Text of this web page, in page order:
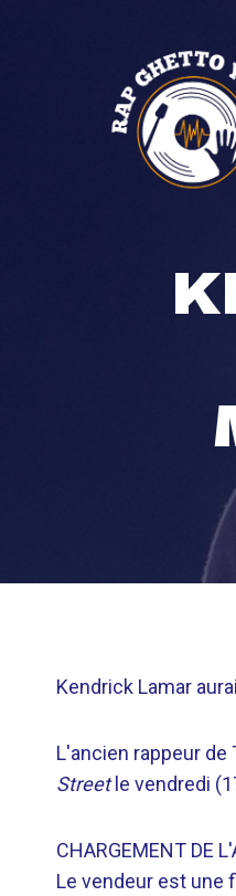
Kendrick Lamar
L'ancien rappeur de
Streetle vendredi
CHARGEMENT DE
Le vendeur est une